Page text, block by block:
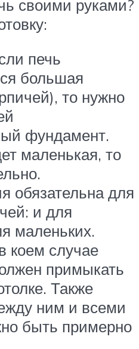
своими руками?
печь
большая
то нужно
фундамент.
маленькая, то
обязательна для
и для
маленьких.
коем случае
примыкать
Также
ним и всеми
быть примерно